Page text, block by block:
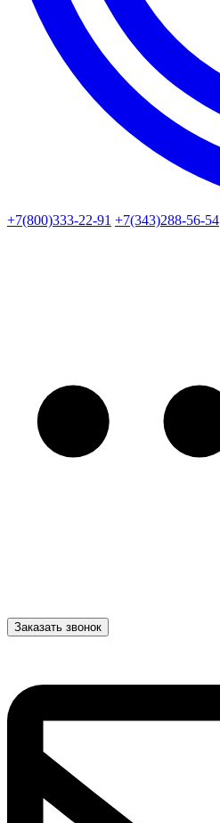
+7(800)333-22-91 +7(343)288-56-54
Заказать звонок